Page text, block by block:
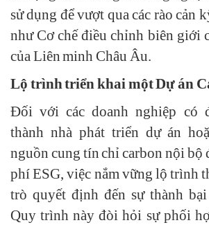
sử dụng để vượt qua các rào cản
như Cơ chế điều chỉnh biên giới
của Liên minh Châu Âu.
Lộ trình triển khai một Dự án
Đối với các doanh nghiệp có
thành nhà phát triển dự án
nguồn cung tín chỉ carbon nội bộ
phí ESG, việc nắm vững lộ trình
trò quyết định đến sự thành
Quy trình này đòi hỏi sự phối